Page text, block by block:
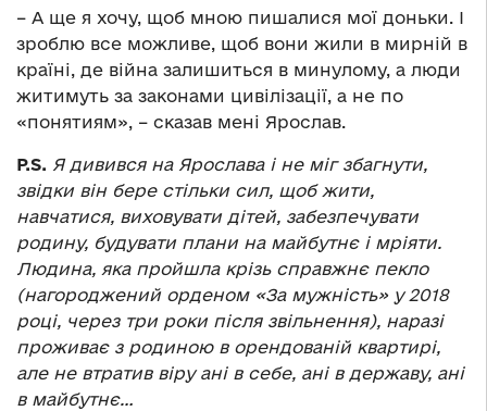
– А ще я хочу, щоб мною пишалися мої доньки. І
зроблю все можливе, щоб вони жили в мирній в
країні, де війна залишиться в минулому, а люди
житимуть за законами цивілізації, а не по
«понятиям», – сказав мені Ярослав.
P.S. Я дивився на Ярослава і не міг збагнути,
звідки він бере стільки сил, щоб жити,
навчатися, виховувати дітей, забезпечувати
родину, будувати плани на майбутнє і мріяти.
Людина, яка пройшла крізь справжнє пекло
(нагороджений орденом «За мужність» у 2018
році, через три роки після звільнення), наразі
проживає з родиною в орендованій квартирі,
але не втратив віру ані в себе, ані в державу, ані
в майбутнє…